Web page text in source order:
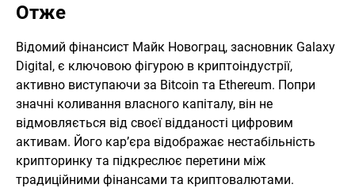
Отже
Відомий фінансист Майк Новограц, засновник Galaxy
Digital, є ключовою фігурою в криптоіндустрії,
активно виступаючи за Bitcoin та Ethereum. Попри
значні коливання власного капіталу, він не
відмовляється від своєї відданості цифровим
активам. Його кар’єра відображає нестабільність
крипторинку та підкреслює перетини між
традиційними фінансами та криптовалютами.